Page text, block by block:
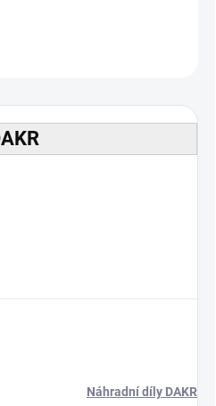
Náhradní díly DAKR